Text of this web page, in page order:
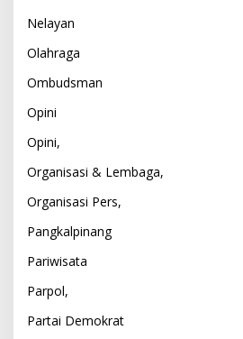
Nelayan
Olahraga
Ombudsman
Opini
Opini,
Organisasi & Lembaga,
Organisasi Pers,
Pangkalpinang
Pariwisata
Parpol,
Partai Demokrat